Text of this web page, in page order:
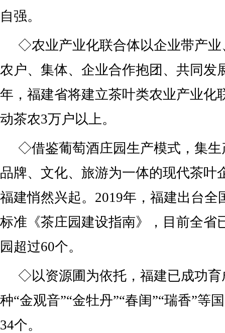
自强。
◇农业产业化联合体以企业带产业
农户、集体、企业合作抱团、共同发
年，福建省将建立茶叶类农业产业化
动茶农3万户以上。
◇借鉴葡萄酒庄园生产模式，集生
品牌、文化、旅游为一体的现代茶叶
福建悄然兴起。2019年，福建出台全
标准《茶庄园建设指南》，目前全省
园超过60个。
◇以资源圃为依托，福建已成功育
种“金观音”“金牡丹”“春闺”“瑞香”等
34个。